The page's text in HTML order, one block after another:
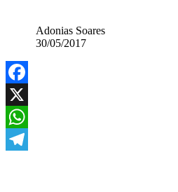
Adonias Soares
30/05/2017
Facebook
X
WhatsApp